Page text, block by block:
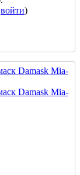
войти)